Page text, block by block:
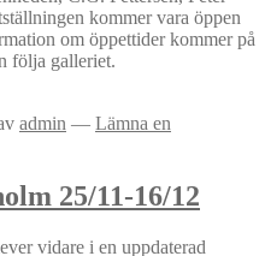
kommer vara öppen
om öppettider kommer på
följa galleriet.
admin — Lämna en
25/11-16/12
vidare i en uppdaterad